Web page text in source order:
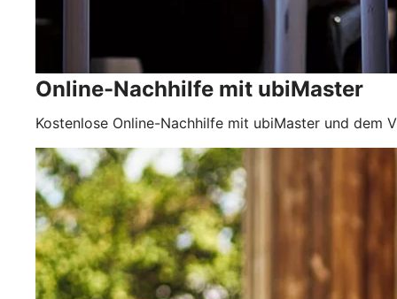
Online-Nachhilfe mit ubiMaster
Kostenlose Online-Nachhilfe mit ubiMaster und dem